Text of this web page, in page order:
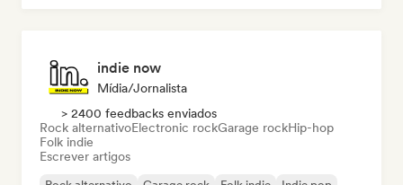
indie now
Mídia/Jornalista
> 2400 feedbacks enviados
Rock alternativoElectronic rockGarage rockHip-hop
Folk indie
Escrever artigos